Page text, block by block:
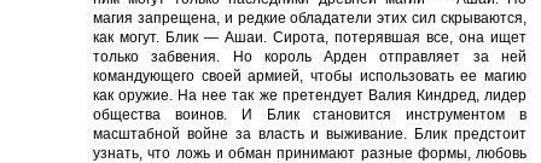
магия запрещена, и редкие обладатели этих сил скрываются,
как могут. Блик — Ашаи. Сирота, потерявшая все, она ищет
только забвения. Но король Арден отправляет за ней
командующего своей армией, чтобы использовать ее магию
как оружие. На нее так же претендует Валия Киндред, лидер
общества воинов. И Блик становится инструментом в
масштабной войне за власть и выживание. Блик предстоит
узнать, что ложь и обман принимают разные формы, любовь